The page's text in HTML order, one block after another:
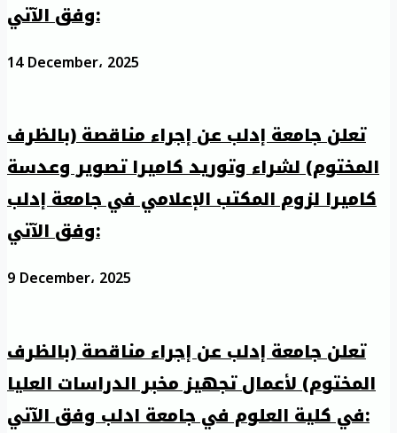
وفق الآتي:
14 December، 2025
تعلن جامعة إدلب عن إجراء مناقصة (بالظرف
المختوم) لشراء وتوريد كاميرا تصوير وعدسة
كاميرا لزوم المكتب الإعلامي في جامعة إدلب
وفق الآتي:
9 December، 2025
تعلن جامعة إدلب عن إجراء مناقصة (بالظرف
المختوم) لأعمال تجهيز مخبر الدراسات العليا
في كلية العلوم في جامعة ادلب وفق الآتي: